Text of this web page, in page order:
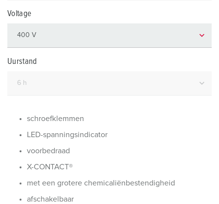
Voltage
Uurstand
schroefklemmen
LED-spanningsindicator
voorbedraad
X-CONTACT®
met een grotere chemicaliënbestendigheid
afschakelbaar